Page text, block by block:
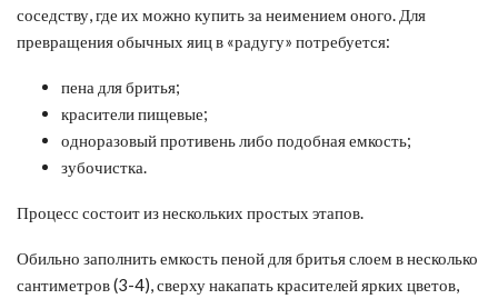
соседству, где их можно купить за неимением оного. Для
превращения обычных яиц в «радугу» потребуется:
пена для бритья;
красители пищевые;
одноразовый противень либо подобная емкость;
зубочистка.
Процесс состоит из нескольких простых этапов.
Обильно заполнить емкость пеной для бритья слоем в несколько
сантиметров (3-4), сверху накапать красителей ярких цветов,